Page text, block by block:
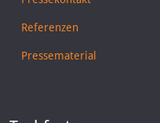
Referenzen
Pressematerial